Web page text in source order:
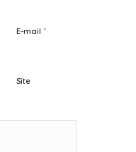
E-mail *
Site